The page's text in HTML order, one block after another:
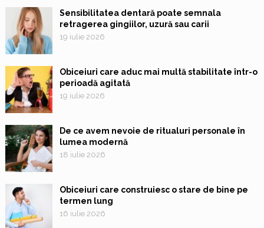
Sensibilitatea dentară poate semnala
retragerea gingiilor, uzură sau carii
19 iulie 2026
Obiceiuri care aduc mai multă stabilitate într-o
perioadă agitată
19 iulie 2026
De ce avem nevoie de ritualuri personale în
lumea modernă
18 iulie 2026
Obiceiuri care construiesc o stare de bine pe
termen lung
16 iulie 2026